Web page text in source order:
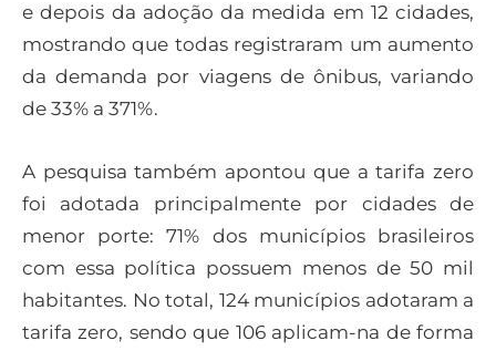
e depois da adoção da medida em 12 cidades,
mostrando que todas registraram um aumento
da demanda por viagens de ônibus, variando
de 33% a 371%.
A pesquisa também apontou que a tarifa zero
foi adotada principalmente por cidades de
menor porte: 71% dos municípios brasileiros
com essa política possuem menos de 50 mil
habitantes. No total, 124 municípios adotaram a
tarifa zero, sendo que 106 aplicam-na de forma